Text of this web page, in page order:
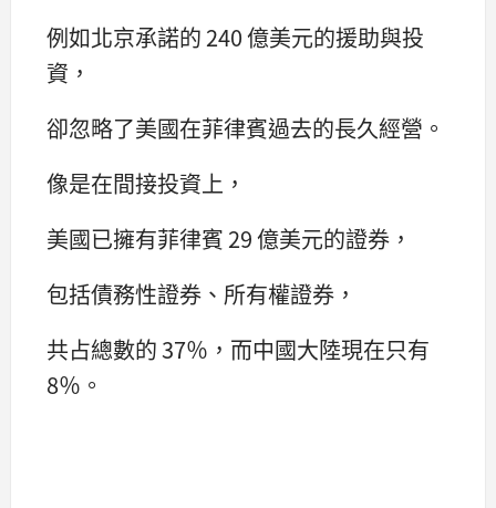
例如北京承諾的 240 億美元的援助與投
資，
卻忽略了美國在菲律賓過去的長久經營。
像是在間接投資上，
美國已擁有菲律賓 29 億美元的證券，
包括債務性證券、所有權證券，
共占總數的 37％，而中國大陸現在只有
8％。